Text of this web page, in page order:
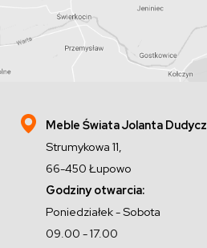
Meble Świata Jolanta Dudycz
Strumykowa 11,
66-450 Łupowo
Godziny otwarcia:
Poniedziałek - Sobota
09.00 - 17.00